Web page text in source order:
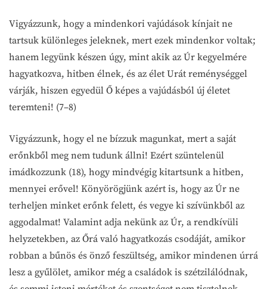
Vigyázzunk, hogy a mindenkori vajúdások kínjait ne
tartsuk különleges jeleknek, mert ezek mindenkor voltak;
hanem legyünk készen úgy, mint akik az Úr kegyelmére
hagyatkozva, hitben élnek, és az élet Urát reménységgel
várják, hiszen egyedül Ő képes a vajúdásból új életet
teremteni! (7–8)
Vigyázzunk, hogy el ne bízzuk magunkat, mert a saját
erőnkből meg nem tudunk állni! Ezért szüntelenül
imádkozzunk (18), hogy mindvégig kitartsunk a hitben,
mennyei erővel! Könyörögjünk azért is, hogy az Úr ne
terheljen minket erőnk felett, és vegye ki szívünkből az
aggodalmat! Valamint adja nekünk az Úr, a rendkívüli
helyzetekben, az Őrá való hagyatkozás csodáját, amikor
robban a bűnös és önző feszültség, amikor mindenen úrrá
lesz a gyűlölet, amikor még a családok is szétzilálódnak,